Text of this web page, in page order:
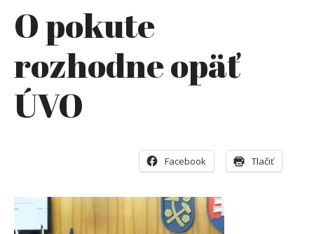
O pokute
rozhodne opäť
ÚVO
Facebook Tlačiť